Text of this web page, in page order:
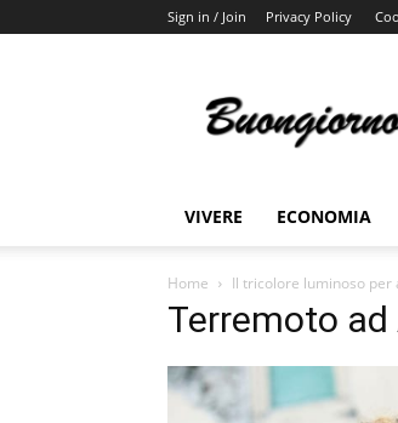
Sign in / Join Privacy Policy
VIVERE ECONOMIA
Home Il tricolore luminoso per
Terremoto